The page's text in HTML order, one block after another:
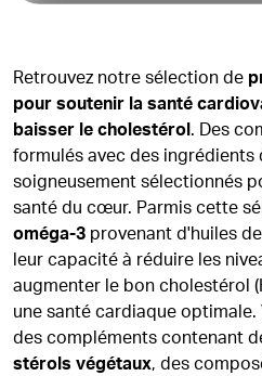
Retrouvez notre sélection de
pour soutenir la santé
baisser le cholestérol . Des
formulés avec des ingrédients
soigneusement sélectionnés
santé du cœur. Parmis cette
oméga-3 provenant d'huiles
leur capacité à réduire les
augmenter le bon cholestérol
une santé cardiaque optimale.
des compléments contenant
stérols végétaux, des